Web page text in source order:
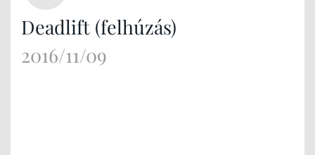
Deadlift (felhúzás)
2016/11/09